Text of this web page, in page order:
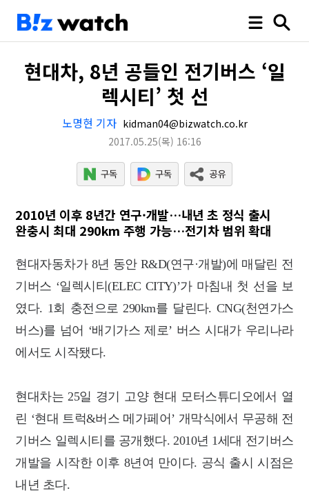
현대차, 8년 공들인 전기버스 ‘일
렉시티’ 첫 선
노명현 기자 kidman04@bizwatch.co.kr
2017.05.25(목) 16:16
2010년 이후 8년간 연구·개발…내년 초 정식 출시
완충시 최대 290km 주행 가능…전기차 범위 확대
현대자동차가 8년 동안 R&D(연구·개발)에 매달린 전
기버스 ‘일렉시티(ELEC CITY)’가 마침내 첫 선을 보
였다. 1회 충전으로 290km를 달린다. CNG(천연가스
버스)를 넘어 ‘배기가스 제로’ 버스 시대가 우리나라
에서도 시작됐다.
현대차는 25일 경기 고양 현대 모터스튜디오에서 열
린 ‘현대 트럭&버스 메가페어’ 개막식에서 무공해 전
기버스 일렉시티를 공개했다. 2010년 1세대 전기버스
개발을 시작한 이후 8년여 만이다. 공식 출시 시점은
내년 초다.